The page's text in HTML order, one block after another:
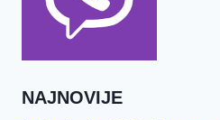
NAJNOVIJE